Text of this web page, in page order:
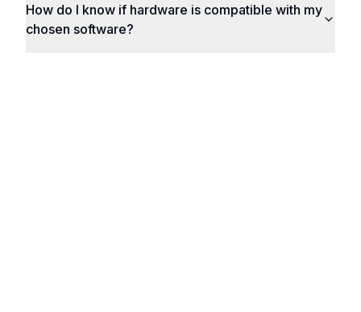
How do I know if hardware is compatible with my
chosen software?